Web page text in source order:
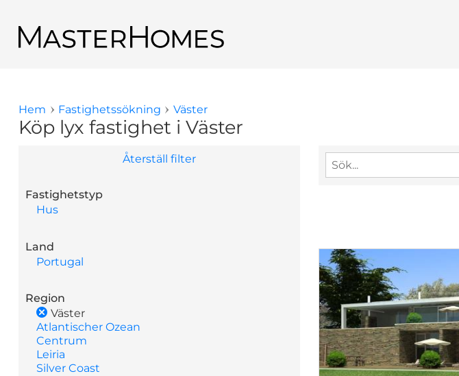
Tillbaka till sökresultaten
Du är här
Hem Fastighetssökning Väster
Köp lyx fastighet i Väster
Återställ filter
Fastighetstyp
Hus
Land
Portugal
Region
Väster
Atlantischer Ozean
Centrum
Leiria
Silver Coast
E-postadress*